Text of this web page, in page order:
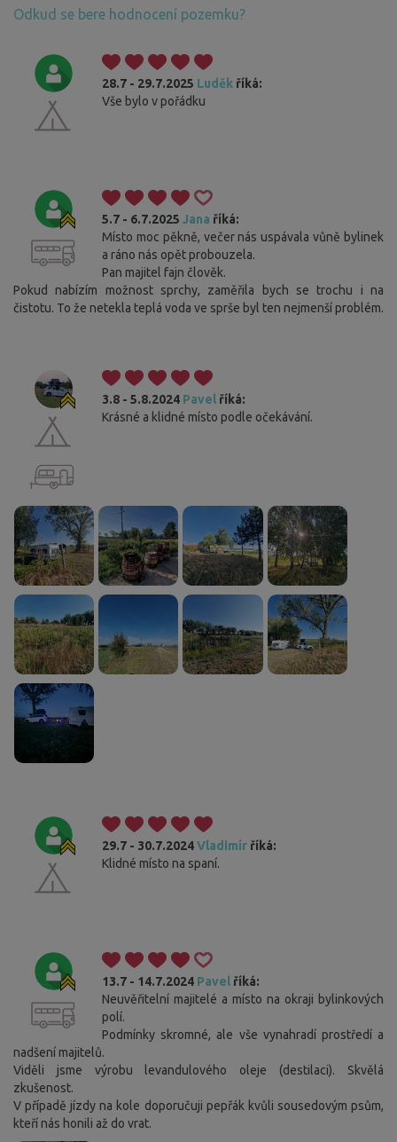
Odkud se bere hodnocení pozemku?
28.7 - 29.7.2025 Luděk říká:
Vše bylo v pořádku
5.7 - 6.7.2025 Jana říká:
Místo moc pěkně, večer nás uspávala vůně bylinek
a ráno nás opět probouzela.
Pan majitel fajn člověk.
Pokud nabízím možnost sprchy, zaměřila bych se trochu i na
čistotu. To že netekla teplá voda ve sprše byl ten nejmenší problém.
3.8 - 5.8.2024 Pavel říká:
Krásné a klidné místo podle očekávání.
29.7 - 30.7.2024Vladimír říká:
Klidné místo na spaní.
13.7 - 14.7.2024 Pavel říká:
Neuvěřitelní majitelé a místo na okraji bylinkových
polí.
Podmínky skromné, ale vše vynahradí prostředí a
nadšení majitelů.
Viděli jsme výrobu levandulového oleje (destilaci). Skvělá
zkušenost.
V případě jízdy na kole doporučuji pepřák kvůli sousedovým psům,
kteří nás honili až do vrat.